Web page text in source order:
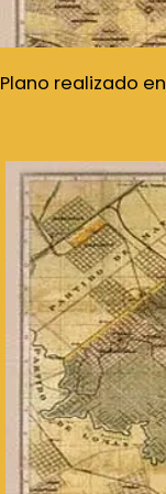
Plano realizado en